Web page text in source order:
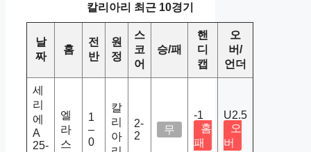
칼리아리 최근 10경기
날
짜
홈
전
반
원
정
스
코
어
승/패
핸
디
캡
오
버/
언더
세
리
에
A
25-
엘
라
스
1
–
0
칼
리
아
2-
2
무
-1
홈
패
U2.5
오
버